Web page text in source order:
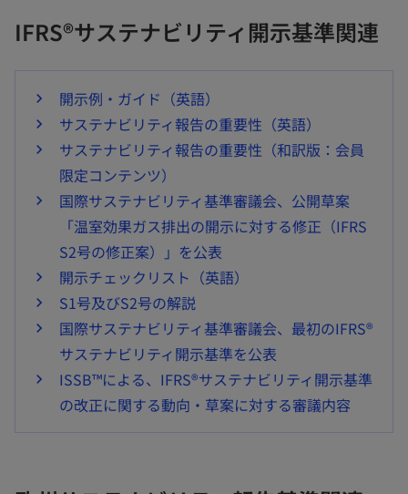
IFRS®サステナビリティ開示基準関連
開示例・ガイド（英語）
サステナビリティ報告の重要性（英語）
サステナビリティ報告の重要性（和訳版：会員
限定コンテンツ）
国際サステナビリティ基準審議会、公開草案
「温室効果ガス排出の開示に対する修正（IFRS
S2号の修正案）」を公表
開示チェックリスト（英語）
S1号及びS2号の解説
国際サステナビリティ基準審議会、最初のIFRS®
サステナビリティ開示基準を公表
ISSB™による、IFRS®サステナビリティ開示基準
の改正に関する動向・草案に対する審議内容